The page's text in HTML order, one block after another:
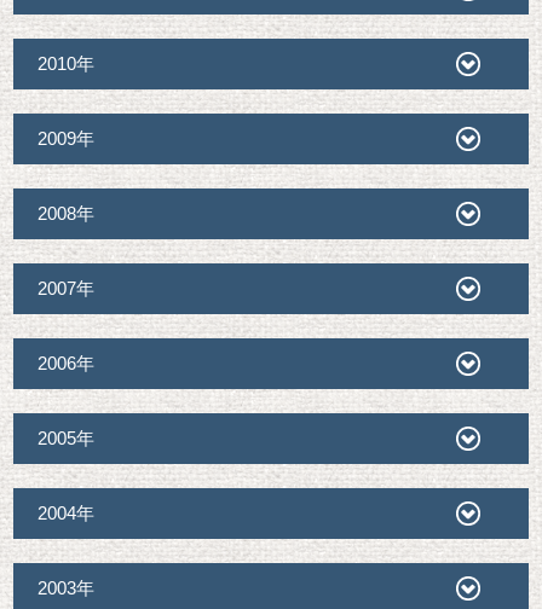
2010年
2009年
2008年
2007年
2006年
2005年
2004年
2003年